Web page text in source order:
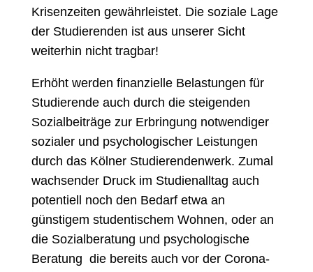
Krisenzeiten gewährleistet. Die soziale Lage
der Studierenden ist aus unserer Sicht
weiterhin nicht tragbar!
Erhöht werden finanzielle Belastungen für
Studierende auch durch die steigenden
Sozialbeiträge zur Erbringung notwendiger
sozialer und psychologischer Leistungen
durch das Kölner Studierendenwerk. Zumal
wachsender Druck im Studienalltag auch
potentiell noch den Bedarf etwa an
günstigem studentischem Wohnen, oder an
die Sozialberatung und psychologische
Beratung ­ die bereits auch vor der Corona-